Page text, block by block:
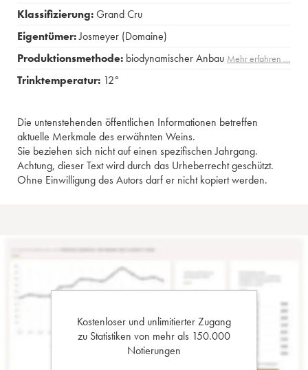
Klassifizierung:Grand Cru
Eigentümer:Josmeyer (Domaine)
Produktionsmethode: biodynamischer Anbau Mehr erfahren …
Trinktemperatur: 12°
Die untenstehenden öffentlichen Informationen betreffen
aktuelle Merkmale des erwähnten Weins.
Sie beziehen sich nicht auf einen spezifischen Jahrgang.
Achtung, dieser Text wird durch das Urheberrecht geschützt.
Ohne Einwilligung des Autors darf er nicht kopiert werden.
Kostenloser und unlimitierter Zugang
zu Statistiken von mehr als 150.000
Notierungen